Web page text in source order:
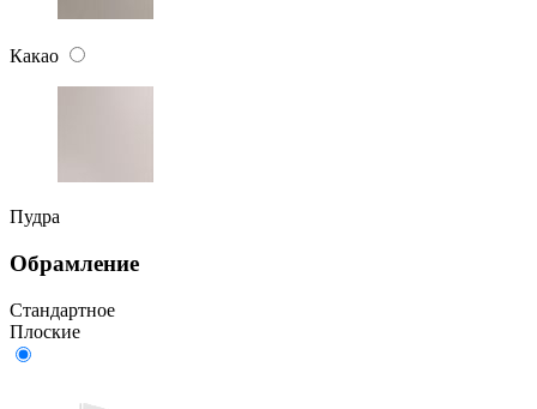
Какао
Пудра
Обрамление
Стандартное
Плоские